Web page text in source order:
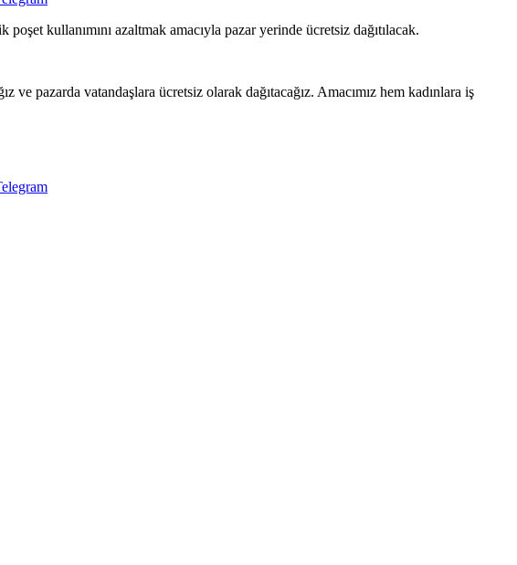
kullanımını azaltmak amacıyla pazar yerinde ücretsiz dağıtılacak.
pazarda vatandaşlara ücretsiz olarak dağıtacağız. Amacımız hem kadınlara iş